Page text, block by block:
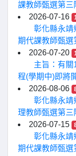
課教師甄選第三
2026-07-16
彰化縣永靖
期代課教師甄選
2026-07-20
主旨：有
程(學期中)即將
2026-08-06
彰化縣永靖
理教師甄選第三
2026-07-15
彰化縣永靖
期代課教師甄選